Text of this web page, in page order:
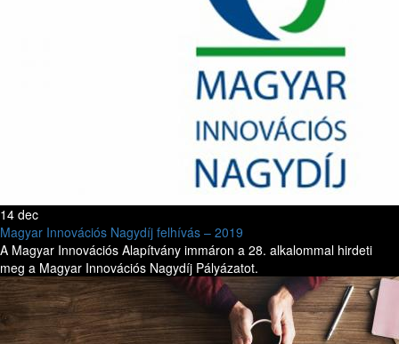
14 dec
Magyar Innovációs Nagydíj felhívás – 2019
A Magyar Innovációs Alapítvány immáron a 28. alkalommal hirdeti
meg a Magyar Innovációs Nagydíj Pályázatot.